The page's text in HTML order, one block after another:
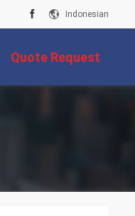
Indonesian
Quote Request